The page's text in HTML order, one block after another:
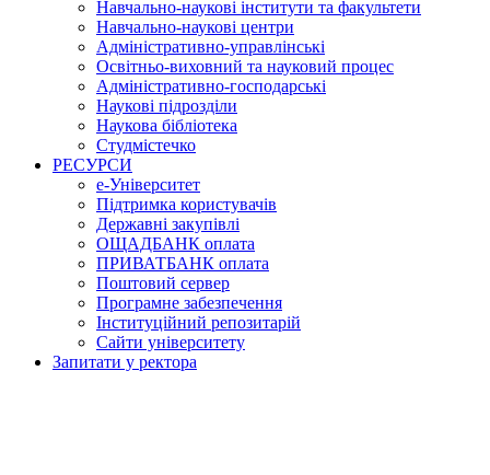
Навчально-наукові інститути та факультети
Навчально-наукові центри
Адміністративно-управлінські
Освітньо-виховний та науковий процес
Адміністративно-господарські
Наукові підрозділи
Наукова бібліотека
Студмістечко
РЕСУРСИ
е-Університет
Підтримка користувачів
Державні закупівлі
ОЩАДБАНК оплата
ПРИВАТБАНК оплата
Поштовий сервер
Програмне забезпечення
Інституційний репозитарій
Сайти університету
Запитати у ректора